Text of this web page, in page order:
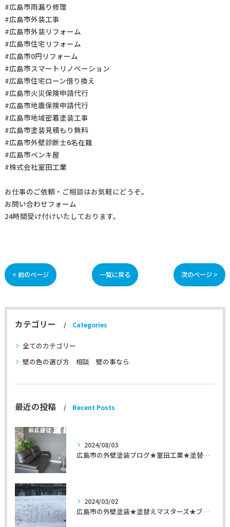
#広島市雨漏り修理
#広島市外装工事
#広島市外装リフォーム
#広島市住宅リフォーム
#広島市0円リフォーム
#広島市スマートリノベーション
#広島市住宅ローン借り換え
#広島市火災保険申請代行
#広島市地震保険申請代行
#広島市地域密着塗装工事
#広島市塗装見積もり無料
#広島市外壁診断士6名在籍
#広島市ペンキ屋
#株式会社室田工業
お仕事のご依頼・ご相談はお気軽にどうぞ。
お問い合わせフォーム
24時間受け付けいたしております。
< 前のページ 一覧に戻る 次のページ >
カテゴリー Categories
全てのカテゴリー
壁の色の選び方 相談 壁の事なら
最近の投稿 Recent Posts
2024/08/03
広島市の外壁塗装ブログ★室田工業★塗替えマスターズ★外壁リフォーム
2024/03/02
広島市の外壁塗装★塗替えマスターズ★ブログ「初めて家を手入れするのに」